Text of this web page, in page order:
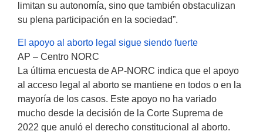
limitan su autonomía, sino que también obstaculizan
su plena participación en la sociedad”.
El apoyo al aborto legal sigue siendo fuerte
AP – Centro NORC
La última encuesta de AP-NORC indica que el apoyo
al acceso legal al aborto se mantiene en todos o en la
mayoría de los casos. Este apoyo no ha variado
mucho desde la decisión de la Corte Suprema de
2022 que anuló el derecho constitucional al aborto.